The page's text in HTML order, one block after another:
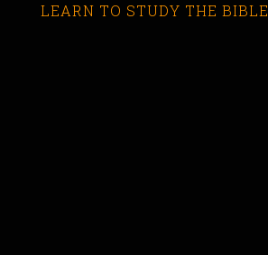
LEARN TO STUDY THE BIBLE